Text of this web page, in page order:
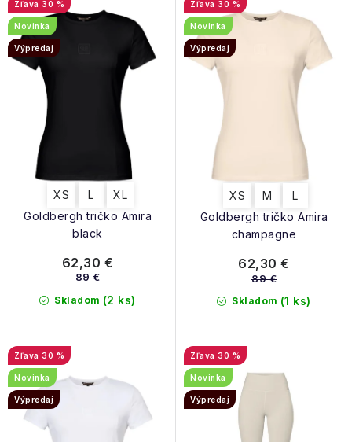
p
r
o
i
e
p
Goldbergh tričko Amira
black
30 %
Novinka
Výpredaj
XS L XL
Skladom (2 ks)
62,30 €
89 €
Goldbergh tričko Amira
champagne
30 %
Novinka
Výpredaj
XS M L
Skladom (1 ks)
62,30 €
89 €
30 %
Novinka
Výpredaj
30 %
Novinka
Výpredaj